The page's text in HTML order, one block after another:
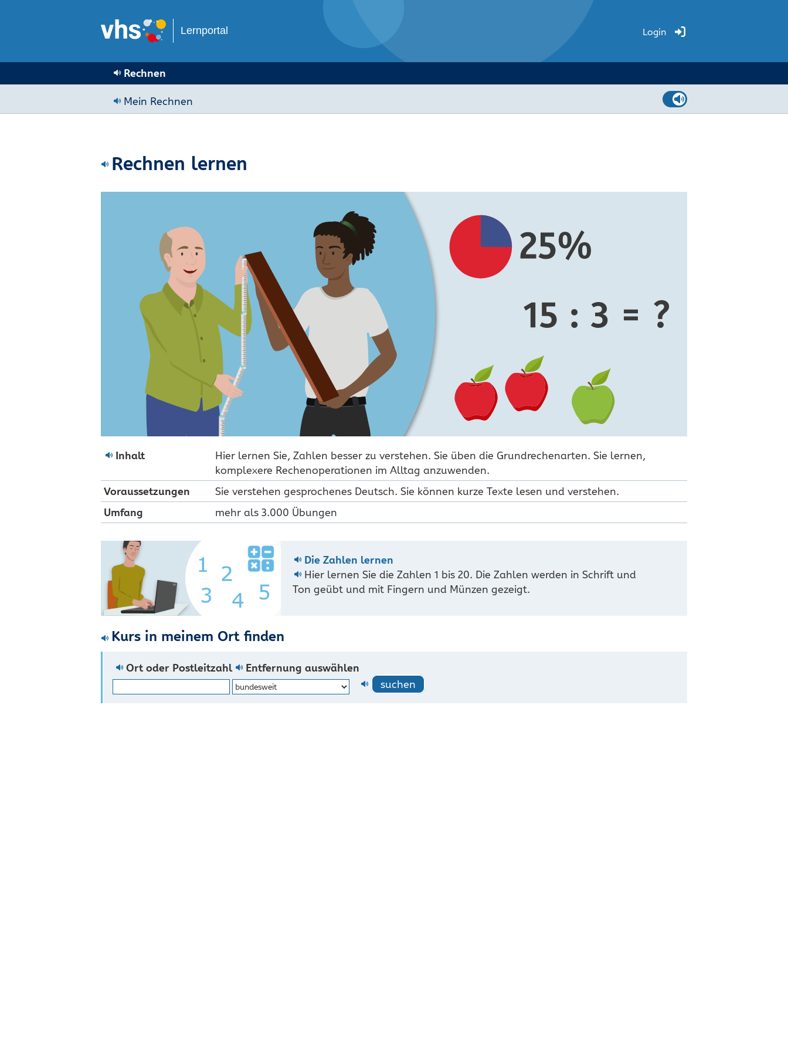
Lernportal Login
Rechnen
Mein Rechnen
Rechnen lernen
Inhalt
Hier lernen Sie, Zahlen besser zu verstehen. Sie üben die Grundrechenarten. Sie lernen,
komplexere Rechenoperationen im Alltag anzuwenden.
Voraus­setzungen
Sie verstehen gesprochenes Deutsch. Sie können kurze Texte lesen und verstehen.
Umfang
mehr als 3.000 Übungen
Die Zahlen lernen
Hier lernen Sie die Zahlen 1 bis 20. Die Zahlen werden in Schrift und
Ton geübt und mit Fingern und Münzen gezeigt.
Kurs in meinem Ort finden
Ort oder Postleitzahl
Entfernung auswählen
suchen